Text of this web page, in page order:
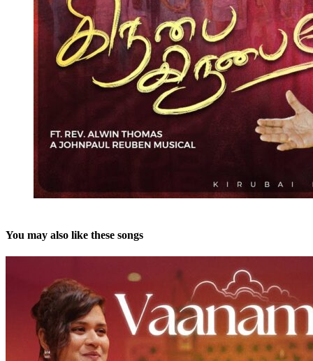
You may also like these songs